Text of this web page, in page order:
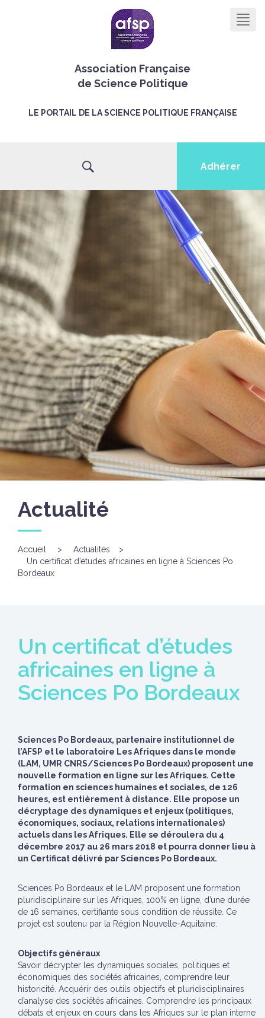
Association Française
de Science Politique
LE PORTAIL DE LA SCIENCE POLITIQUE FRANÇAISE
Adhérer
Actualité
Accueil > Actualités
>
Un certificat d’études africaines en ligne à Sciences Po
Bordeaux
Un certificat d’études
africaines en ligne à
Sciences Po Bordeaux
Sciences Po Bordeaux, partenaire institutionnel de
l’AFSP et le laboratoire Les Afriques dans le monde
(LAM, UMR CNRS/Sciences Po Bordeaux) proposent une
nouvelle formation en ligne sur les Afriques. Cette
formation en sciences humaines et sociales, de 126
heures, est entièrement à distance. Elle propose un
décryptage des dynamiques et enjeux (politiques,
économiques, sociaux, relations internationales)
actuels dans les Afriques. Elle se déroulera du 4
décembre 2017 au 26 mars 2018 et pourra donner lieu à
un Certificat délivré par Sciences Po Bordeaux.
Sciences Po Bordeaux et le LAM proposent une formation
pluridisciplinaire sur les Afriques, 100% en ligne, d’une durée
de 16 semaines, certifiante sous condition de réussite. Ce
projet est soutenu par la Région Nouvelle-Aquitaine.
Objectifs généraux
Savoir décrypter les dynamiques sociales, politiques et
économiques des sociétés africaines, comprendre leur
historicité. Acquérir des outils objectifs et pluridisciplinaires
d’analyse des sociétés africaines. Comprendre les principaux
débats et enjeux en cours dans les Afriques sur le plan interne